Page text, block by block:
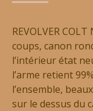
REVOLVER
coups, canon
l’intérieur état
l’arme retient
l’ensemble,
sur le dessus du